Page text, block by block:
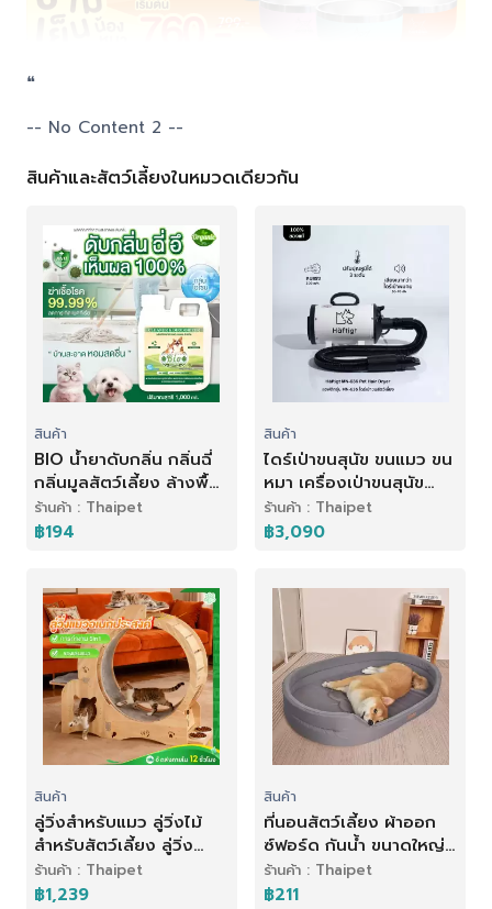
❝
-- No Content 2 --
สินค้าและสัตว์เลี้ยงในหมวดเดียวกัน
สินค้า
BIO น้ำยาดับกลิ่น กลิ่นฉี่
กลิ่นมูลสัตว์เลี้ยง ล้างพื้น
กลิ่นฉี่ ทำความสะอาด
ปราศจากเชื้อโรค กลิ่น
ร้านค้า : Thaipet
฿194
สินค้า
ไดร์เป่าขนสุนัข ขนแมว ขน
หมา เครื่องเป่าขนสุนัข
สัตว์เลี้ยง เสียงเงียบกว่า
ไดร์คน รุ่น MN-636
ร้านค้า : Thaipet
฿3,090
สินค้า
ลู่วิ่งสำหรับแมว ลู่วิ่งไม้
สำหรับสัตว์เลี้ยง ลู่วิ่ง
สำหรับสัตว์เลี้ยง พร้อม
ที่นอนแมว ปีนป่ายได้
ร้านค้า : Thaipet
฿1,239
สินค้า
ที่นอนสัตว์เลี้ยง ผ้าออก
ซ์ฟอร์ด กันน้ํา ขนาดใหญ่
โซฟาสัตว์เลี้ยง ที่นอนสุนัข
ร้านค้า : Thaipet
฿211